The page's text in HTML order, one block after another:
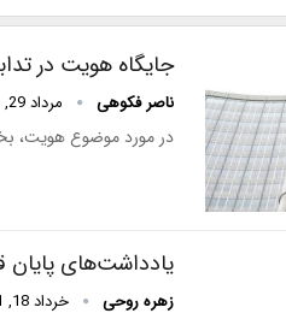
جایگاه هویت در
ناصر فکوهی مرداد 29, 1401
در مورد موضوع هویت،
یادداشت‌های پایان
زهره روحی خرداد 18, 1401